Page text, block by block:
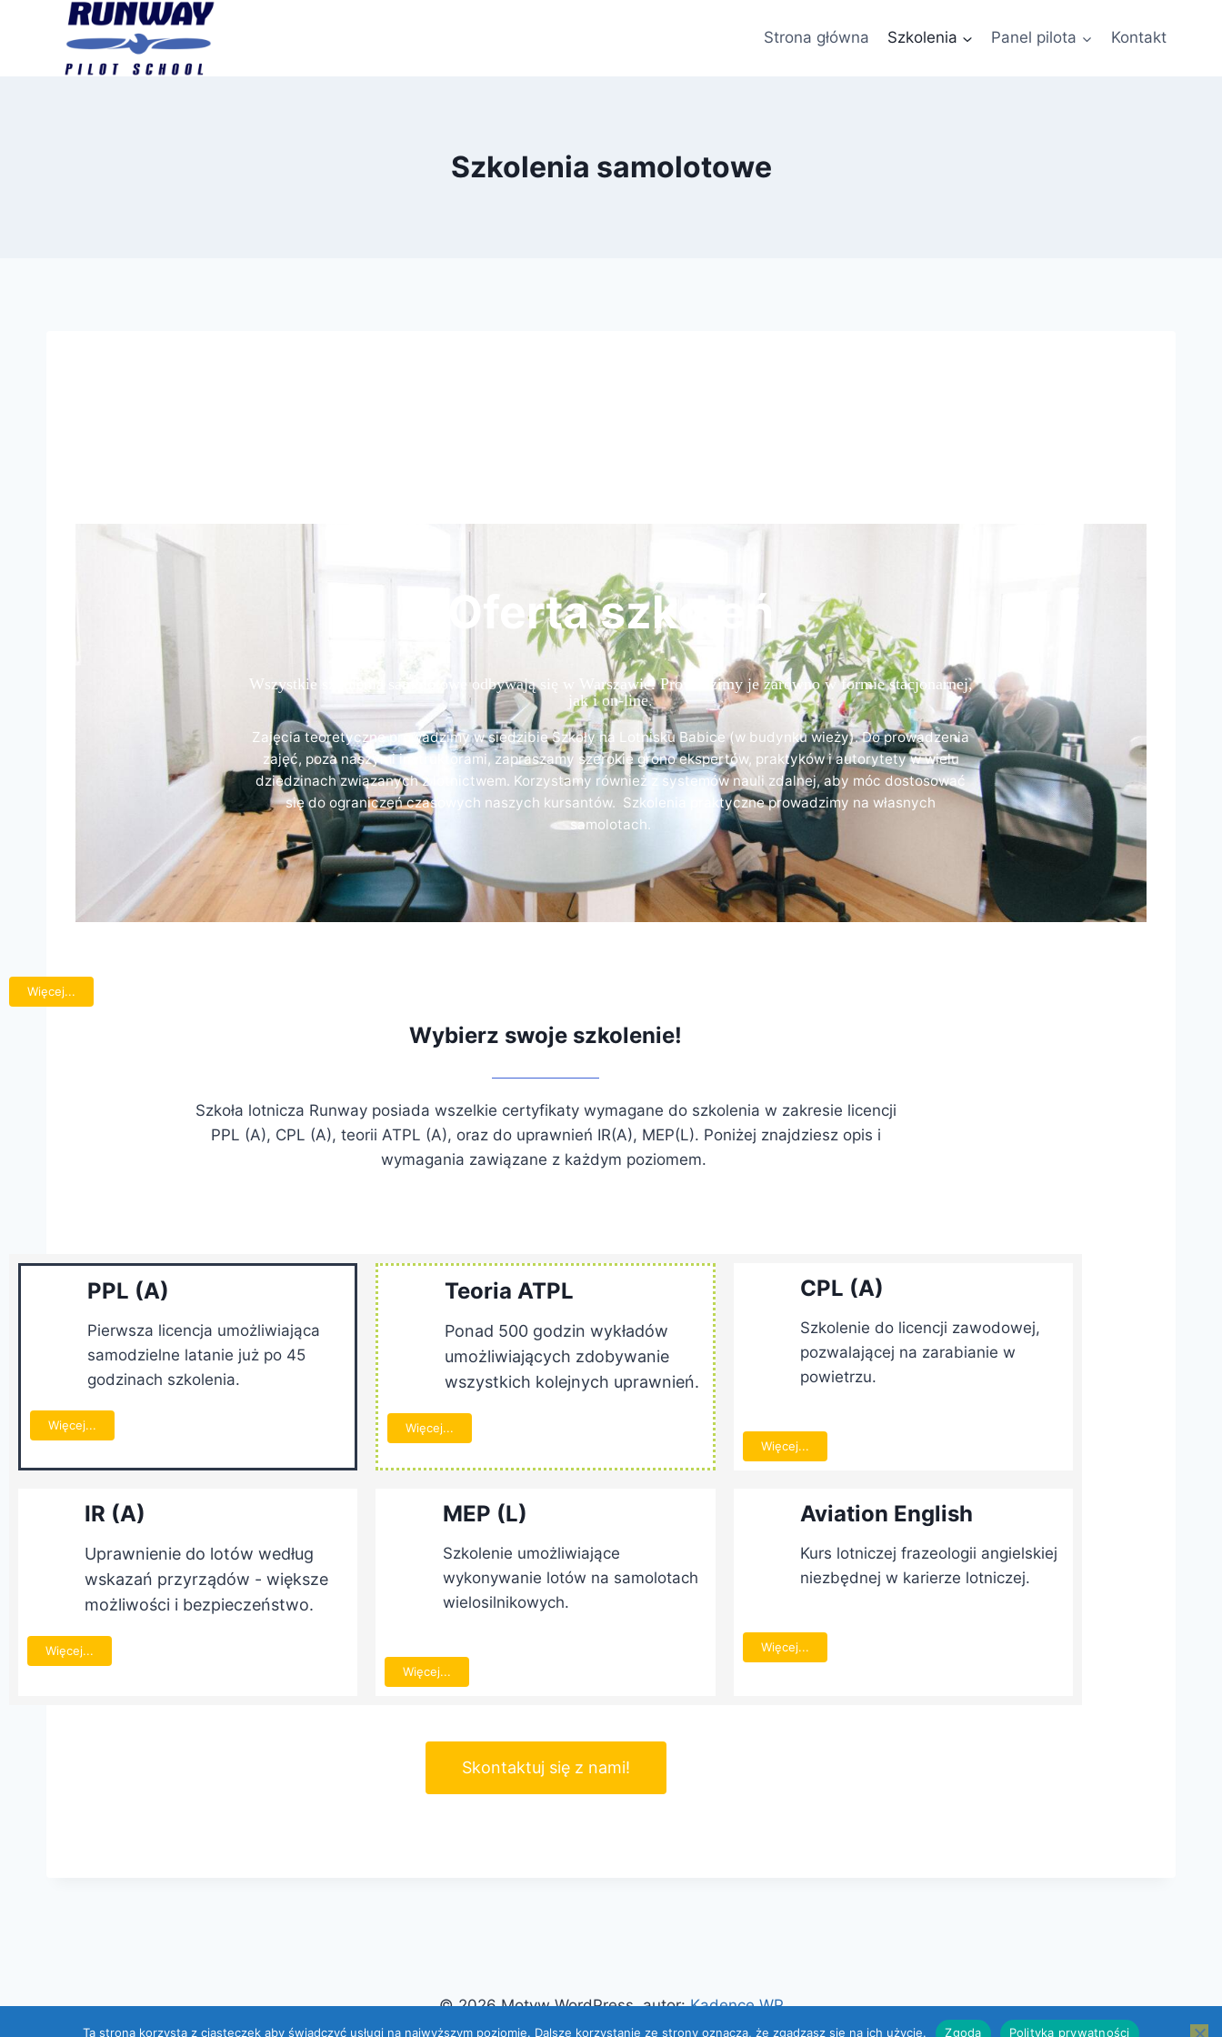
Strona główna Szkolenia Panel pilota Kontakt
Szkolenia samolotowe
Oferta szkoleń
Wszystkie szkolenia samolotowe odbywają się w Warszawie. Prowadzimy je zarówno w formie stacjonarnej,
jak i on-line.
Zajęcia teoretyczne prowadzimy w siedzibie Szkoły na Lotnisku Babice (w budynku wieży). Do prowadzenia
zajęć, poza naszymi instruktorami, zapraszamy szerokie grono ekspertów, praktyków i autorytety w wielu
dziedzinach związanych z lotnictwem. Korzystamy również z systemów nauli zdalnej, aby móc dostosować
się do ograniczeń czasowych naszych kursantów. Szkolenia praktyczne prowadzimy na własnych
samolotach.
Więcej...
Wybierz swoje szkolenie!
Szkoła lotnicza Runway posiada wszelkie certyfikaty wymagane do szkolenia w zakresie licencji
PPL (A), CPL (A), teorii ATPL (A), oraz do uprawnień IR(A), MEP(L). Poniżej znajdziesz opis i
wymagania zawiązane z każdym poziomem.
PPL (A)
Pierwsza licencja umożliwiająca
samodzielne latanie już po 45
godzinach szkolenia.
Więcej...
Teoria ATPL
Ponad 500 godzin wykładów
umożliwiających zdobywanie
wszystkich kolejnych uprawnień.
Więcej...
CPL (A)
Szkolenie do licencji zawodowej,
pozwalającej na zarabianie w
powietrzu.
Więcej...
IR (A)
Uprawnienie do lotów według
wskazań przyrządów - większe
możliwości i bezpieczeństwo.
Więcej...
MEP (L)
Szkolenie umożliwiające
wykonywanie lotów na samolotach
wielosilnikowych.
Więcej...
Aviation English
Kurs lotniczej frazeologii angielskiej
niezbędnej w karierze lotniczej.
Więcej...
Skontaktuj się z nami!
© 2026 Motyw WordPress, autor:Kadence WP
Ta strona korzysta z ciasteczek aby świadczyć usługi na najwyższym poziomie. Dalsze korzystanie ze strony oznacza, że zgadzasz się na ich użycie. Zgoda Polityka prywatności